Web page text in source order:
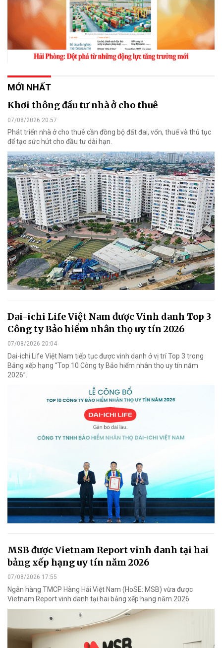
MỚI NHẤT
Khơi thông đầu tư nhà ở cho thuê
07/08/2026 20:57
Phát triển nhà ở cho thuê cần đồng bộ đất đai, vốn, thuế và thủ tục
để tạo sức hút cho đầu tư dài hạn.
Dai-ichi Life Việt Nam được Vinh danh Top 3
Công ty Bảo hiểm nhân thọ uy tín 2026
07/08/2026 20:04
Dai-ichi Life Việt Nam tiếp tục được vinh danh ở vị trí Top 3 trong
Bảng xếp hạng “Top 10 Công ty Bảo hiểm nhân thọ uy tín năm
2026”.
MSB được Vietnam Report vinh danh tại hai
bảng xếp hạng uy tín năm 2026
07/08/2026 17:55
Ngân hàng TMCP Hàng Hải Việt Nam (HoSE: MSB) vừa được
Vietnam Report vinh danh tại hai bảng xếp hạng năm 2026.